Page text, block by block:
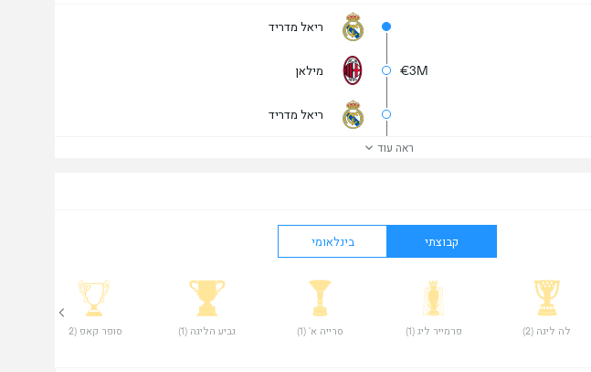
ריאל מדריד
€3M מילאן
ריאל מדריד
ראה עוד
קבוצתי בינלאומי
לה ליגה (2) פרמייר ליג (1) סרייה א' (1) גביע הליגה (1) סופר קאפ (2)